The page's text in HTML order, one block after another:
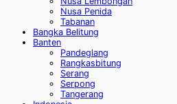
Nusa Penida
Tabanan
Bangka Belitung
Banten
Pandeglang
Rangkasbitung
Serang
Serpong
Tangerang